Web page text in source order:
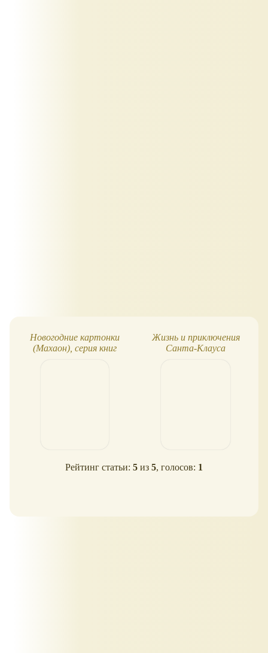
Новогодние картонки
(Махаон), серия книг
Жизнь и приключения
Санта-Клауса
Рейтинг статьи: 5 из 5, голосов: 1